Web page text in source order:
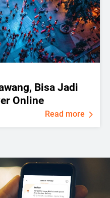
Bisa Jadi
Online
Read more